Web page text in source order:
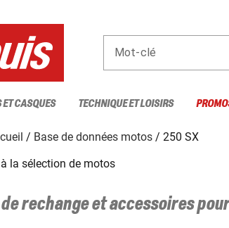
Mot-clé
ET CASQUES TECHNIQUE ET LOISIRS
Base de données motos
250 SX
la sélection de motos
rechange et accessoires